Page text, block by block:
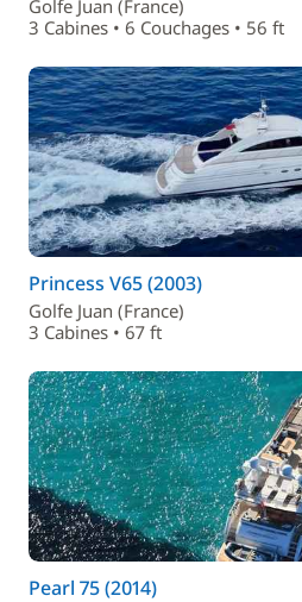
Golfe Juan (France)
3 Cabines • 6 Couchages • 56 ft
Princess V65 (2003)
Golfe Juan (France)
3 Cabines • 67 ft
Pearl 75 (2014)